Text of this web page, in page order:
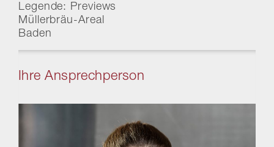
Legende: Previews
Müllerbräu-Areal
Baden
Ihre Ansprechperson